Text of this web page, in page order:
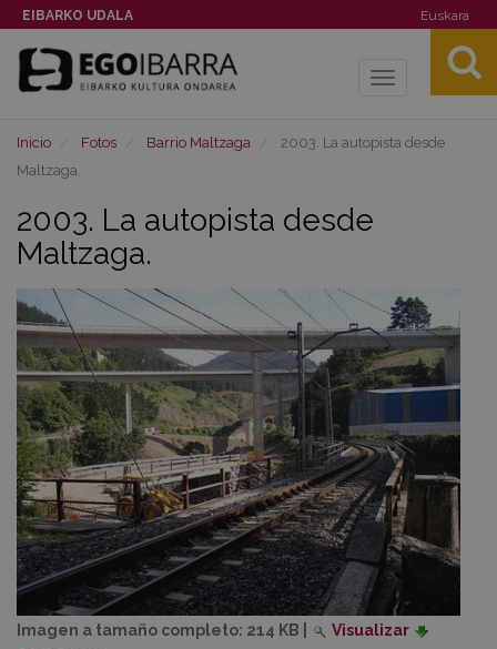
EIBARKO UDALA Euskara
Toggle
Inicio Fotos Barrio Maltzaga
2003. La autopista desde
Maltzaga.
2003. La autopista desde
Maltzaga.
Imagen a tamaño completo: 214 KB
Visualizar